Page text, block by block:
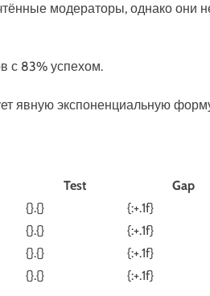
модераторы, однако они
с 83% успехом.
явную экспоненциальную
Test
Gap
{}.{}
{:+.1f}
{}.{}
{:+.1f}
{}.{}
{:+.1f}
{}.{} {:+.1f}